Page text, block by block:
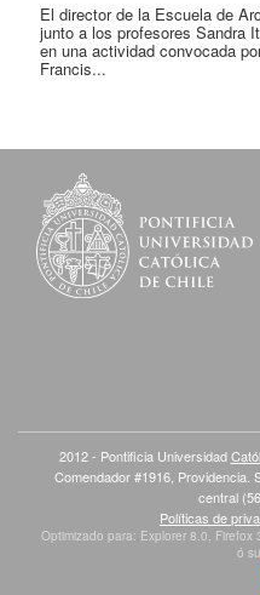
El director de la Escuela de
junto a los profesores Sandra
en una actividad convocada
Francis...
2012 - Pontificia Universidad
Comendador #1916, Providencia.
central
Políticas de
Optimizado para: Explorer 8.0,
ó